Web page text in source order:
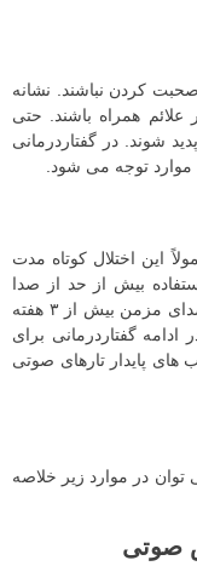
کردن نباشند. نشانه
همراه باشند. حتی
شوند. در گفتاردرمانی
موارد توجه می شود.
این اختلال کوتاه‌ مدت
بیش از حد از صدا
ایجاد می‌ شود. این درحالی است که گرفتگی صدای مزمن بیش از ۳ هفته
گفتاردرمانی برای
پایدار تارهای صوتی
در موارد زیر خلاصه
صوتی